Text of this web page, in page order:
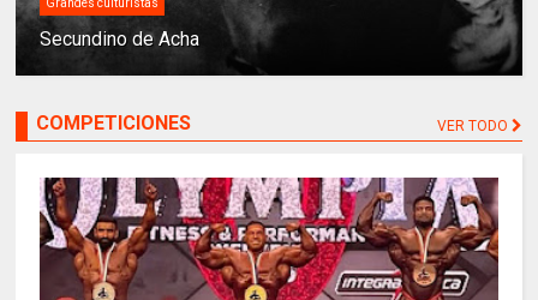
Secundino de Acha
COMPETICIONES VER TODO